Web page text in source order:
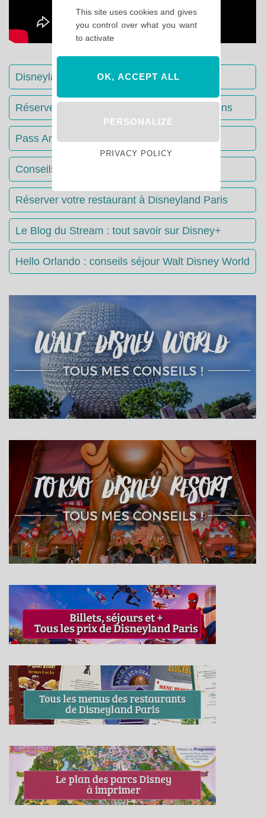
Disneyland Paris : Le guide complet
Réserver votre séjour : toutes les informations
Pass Annuels Disney : informations
Conseils & Astuces Disneyland Paris
Réserver votre restaurant à Disneyland Paris
Le Blog du Stream : tout savoir sur Disney+
Hello Orlando : conseils séjour Walt Disney World
This site uses cookies and gives
you control over what you want
to activate
OK, ACCEPT ALL
PERSONALIZE
PRIVACY POLICY